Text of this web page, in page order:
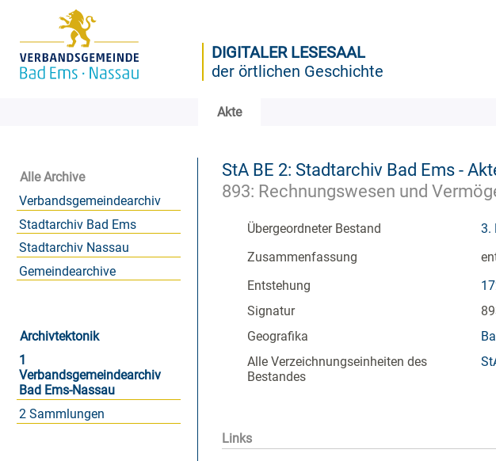
DIGITALER LESESAAL
der örtlichen Geschichte
Akte
Alle Archive
Verbandsgemeindearchiv
Stadtarchiv Bad Ems
Stadtarchiv Nassau
Gemeindearchive
Archivtektonik
1
Verbandsgemeindearchiv
Bad Ems-Nassau
2 Sammlungen
StA BE 2: Stadtarchiv Bad Ems -
893: Rechnungswesen und
Übergeordneter Bestand
3.
Zusammenfassung
Entstehung
Signatur
Geografika
Alle Verzeichnungseinheiten des
Bestandes
Links